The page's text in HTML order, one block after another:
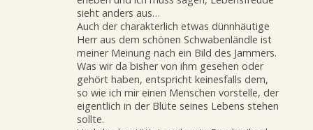
sieht anders aus…
Auch der charakterlich etwas dünnhäutige
Herr aus dem schönen Schwabenländle ist
meiner Meinung nach ein Bild des Jammers.
Was wir da bisher von ihm gesehen oder
gehört haben, entspricht keinesfalls dem,
so wie ich mir einen Menschen vorstelle, der
eigentlich in der Blüte seines Lebens stehen
sollte.